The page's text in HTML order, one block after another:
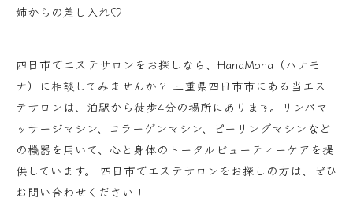
姉からの差し入れ♡
四日市でエステサロンをお探しなら、HanaMona（ハナモ
ナ）に相談してみませんか？ 三重県四日市市にある当エス
テサロンは、泊駅から徒歩4分の場所にあります。リンパマ
ッサージマシン、コラーゲンマシン、ピーリングマシンなど
の機器を用いて、心と身体のトータルビューティーケアを提
供しています。 四日市でエステサロンをお探しの方は、ぜひ
お問い合わせください！